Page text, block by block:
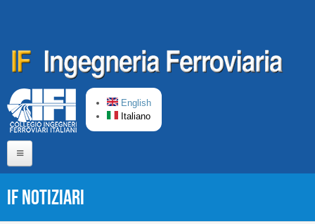
English
Italiano
IF Notiziari